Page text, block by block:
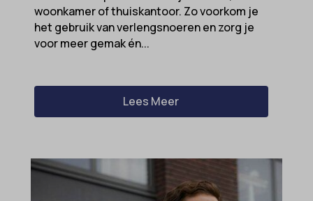
woonkamer of thuiskantoor. Zo voorkom je
het gebruik van verlengsnoeren en zorg je
voor meer gemak én...
Lees Meer